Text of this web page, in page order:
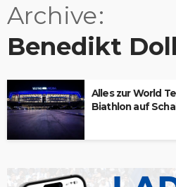
Archive
Benedikt Doll
Alles zur World
Biathlon auf